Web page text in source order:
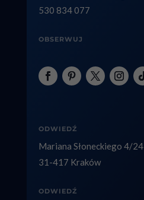
530 834 077
OBSERWUJ
ODWIEDŹ
Mariana Słoneckiego 4/24
31-417 Kraków
ODWIEDŹ